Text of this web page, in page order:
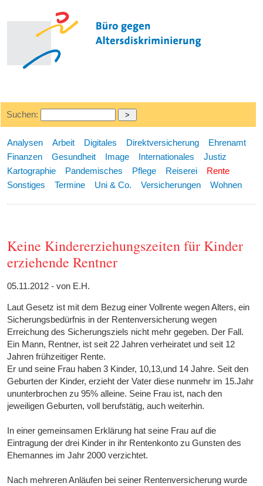
Suchen:
Analysen Arbeit Digitales Direktversicherung
Ehrenamt
Finanzen
Gesundheit Image Internationales
Justiz
Kartographie
Pandemisches Pflege Reiserei
Rente
Sonstiges
Termine Uni & Co. Versicherungen Wohnen
Keine Kindererziehungszeiten für Kinder
erziehende Rentner
05.11.2012 - von E.H.
Laut Gesetz ist mit dem Bezug einer Vollrente wegen Alters, ein
Sicherungsbedürfnis in der Rentenversicherung wegen
Erreichung des Sicherungsziels nicht mehr gegeben. Der Fall.
Ein Mann, Rentner, ist seit 22 Jahren verheiratet und seit 12
Jahren frühzeitiger Rente.
Er und seine Frau haben 3 Kinder, 10,13,und 14 Jahre. Seit den
Geburten der Kinder, erzieht der Vater diese nunmehr im 15.Jahr
ununterbrochen zu 95% alleine. Seine Frau ist, nach den
jeweiligen Geburten, voll berufstätig, auch weiterhin.
In einer gemeinsamen Erklärung hat seine Frau auf die
Eintragung der drei Kinder in ihr Rentenkonto zu Gunsten des
Ehemannes im Jahr 2000 verzichtet.
Nach mehreren Anläufen bei seiner Rentenversicherung wurde